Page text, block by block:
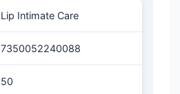
Lip Intimate Care
7350052240088
50